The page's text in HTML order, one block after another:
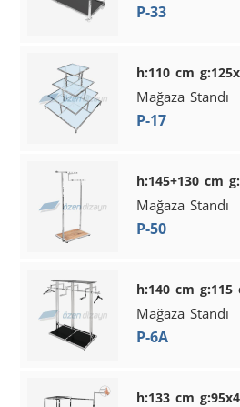
P-33
h:110 cm
Mağaza Standı
P-17
h:145+130 cm
Mağaza Standı
P-50
h:140 cm g:115
Mağaza Standı
P-6A
h:133 cm